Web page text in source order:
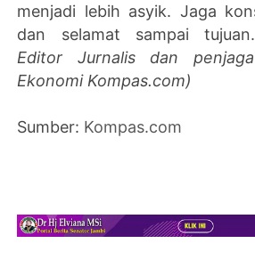
menjadi lebih asyik. Jaga
dan selamat sampai tujuan.
Editor Jurnalis dan
Ekonomi Kompas.com)
Sumber: Kompas.com